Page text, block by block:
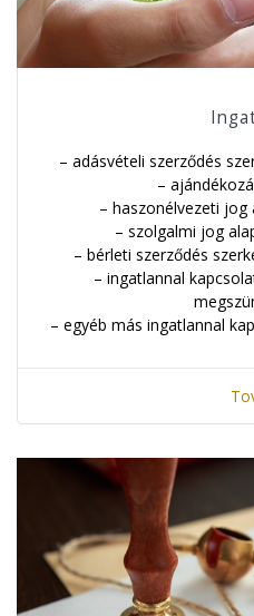
– adásvételi szerződés
–
– haszonélvezeti jog
– szolgalmi jog
– bérleti szerződés
– ingatlannal
– egyéb más ingatlannal